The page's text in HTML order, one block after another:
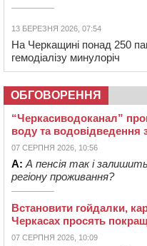
13 БЕРЕЗНЯ 2026, 07:54
На Черкащині понад 250
гемодіалізу минулоріч
ОБГОВОРЕННЯ
“Черкасиводоканал”
воду та водовідведення
07 СЕРПНЯ 2026, 10:56
А: А пенсія так і
регіону проживання?
Встановити гойдалки,
Черкасах просять
07 СЕРПНЯ 2026, 10:09